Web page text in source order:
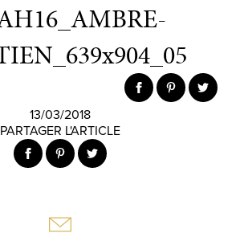
13/03/2018
PARTAGER L'ARTICLE